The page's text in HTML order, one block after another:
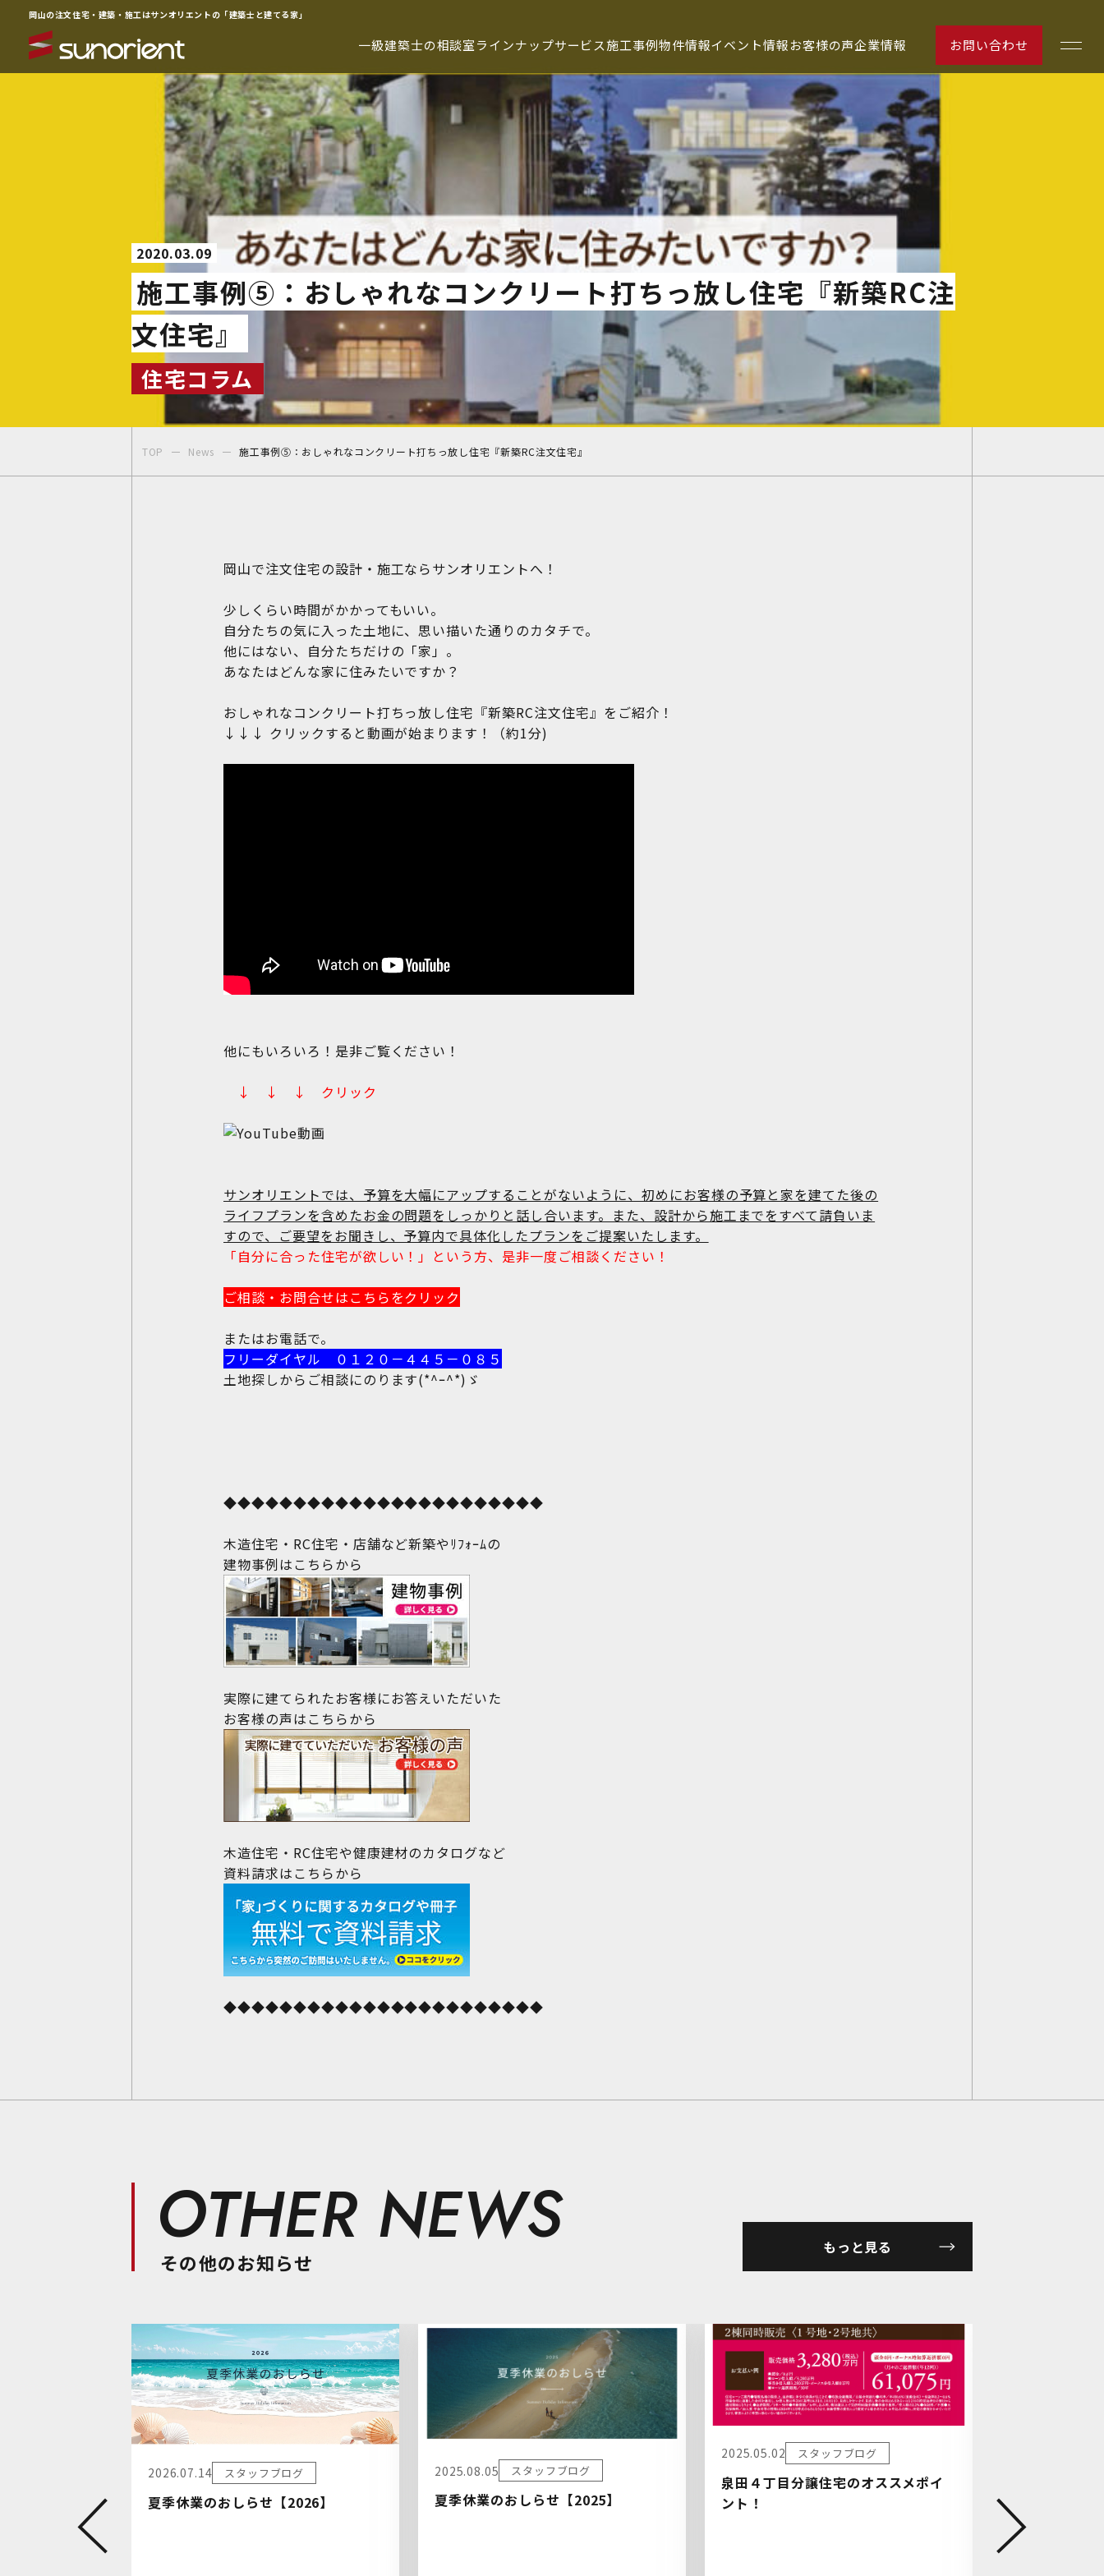
岡山の注文住宅・建築・施工はサンオリエントの「建築士と建てる家」
一級建築士の相談室ラインナップサービス施工事例物件情報イベント情報お客様の声企業情報 お問い合わせ
一級建築士の相談室
注文住宅について
ラインナップ
サービス
施工事例
物件情報
イベント情報
お客様の声
動画ギャラリー
よくあるご質問
企業情報
お知らせ
お問い合わせ
〒700-0822
SUNORIENT表町ビル3F
お問い合わせ
施工事例 お客様の声
2020.03.09
施工事例⑤：おしゃれなコンクリート打ちっ放し住宅『新築RC注
文住宅』
住宅コラム
TOP News 施工事例⑤：おしゃれなコンクリート打ちっ放し住宅『新築RC注文住宅』
岡山で注文住宅の設計・施工ならサンオリエントへ！
少しくらい時間がかかってもいい。
自分たちの気に入った土地に、思い描いた通りのカタチで。
他にはない、自分たちだけの「家」。
あなたはどんな家に住みたいですか？
おしゃれなコンクリート打ちっ放し住宅『新築RC注文住宅』をご紹介！
↓↓↓ クリックすると動画が始まります！（約1分)
他にもいろいろ！是非ご覧ください！
↓ ↓ ↓ クリック
サンオリエントでは、予算を大幅にアップすることがないように、初めにお客様の予算と家を建てた後の
ライフプランを含めたお金の問題をしっかりと話し合います。また、設計から施工までをすべて請負いま
すので、ご要望をお聞きし、予算内で具体化したプランをご提案いたします。
「自分に合った住宅が欲しい！」という方、是非一度ご相談ください！
ご相談・お問合せはこちらをクリック
またはお電話で。
フリーダイヤル ０１２０－４４５－０８５
土地探しからご相談にのります(*^ｰ^*)ゞ
◆◆◆◆◆◆◆◆◆◆◆◆◆◆◆◆◆◆◆◆◆◆◆
木造住宅・RC住宅・店舗など新築やﾘﾌｫｰﾑの
建物事例はこちらから
実際に建てられたお客様にお答えいただいた
お客様の声はこちらから
木造住宅・RC住宅や健康建材のカタログなど
資料請求はこちらから
◆◆◆◆◆◆◆◆◆◆◆◆◆◆◆◆◆◆◆◆◆◆◆
OTHER NEWS
その他のお知らせ
もっと見る
2026.07.14 スタッフブログ
夏季休業のおしらせ【2026】
2025.08.05 スタッフブログ
夏季休業のおしらせ【2025】
2025.05.02 スタッフブログ
泉田４丁目分譲住宅のオススメポイ
ント！